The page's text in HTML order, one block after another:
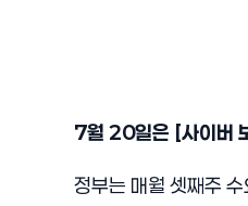
7월 20일은 [사이버
정부는 매월 셋째주